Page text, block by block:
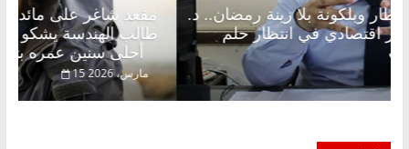
أحلى سنين عمره بتضيع في السجن
15
مقعد شاغر على الإفطار وبلكونة بلا زينة رمضان.. د.
عبدالخالق فاروق خبير اقتصادي في انتظار حلم
22 فبراير، 2026